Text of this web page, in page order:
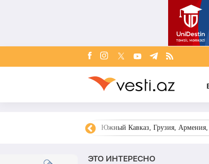
Южный Кавказ, Грузия, Армения,
ЭТО ИНТЕРЕСНО